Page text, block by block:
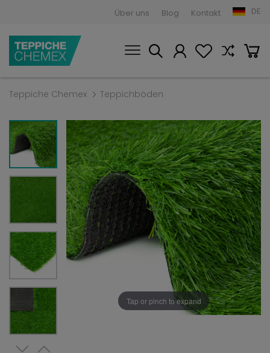
Über uns Blog Kontakt DE
Teppiche Chemex Teppichböden
Tap or pinch to expand